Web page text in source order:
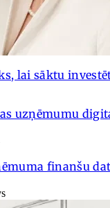
lai sāktu
uzņēmumu
finanšu